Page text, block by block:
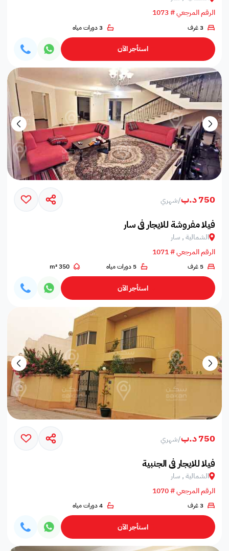
الرقم المرجعي # 1073
3 غرف 3 دورات مياه
استأجر الآن
750 د.ب /شهري
فيلا مفروشة للايجار في سار
الشمالية , سار
الرقم المرجعي # 1071
5 غرف 5 دورات مياه 350 m²
استأجر الآن
750 د.ب /شهري
فيلا للايجار في الجنبية
الشمالية , سار
الرقم المرجعي # 1070
3 غرف 4 دورات مياه
استأجر الآن